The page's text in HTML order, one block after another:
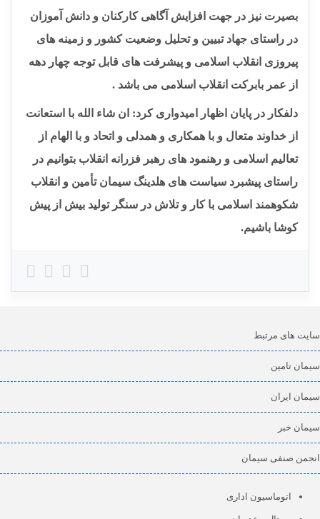
بصیرت نیز در جهت افزایش آگاهی کارکنان و دانش آموزان
در راستای جهاد تبیین و تحلیل وضعیت کشور و زمینه های
پیروزی انقلاب اسلامی و پیشرفت های قابل توجه چهار دهه
از عمر بابرکت انقلاب اسلامی می باشد .
دلفکار در پایان اظهار امیدواری کرد: ان شاء الله با استعانت
از خداوند متعال و با همکاری و همدلی و اتحاد و با الهام از
تعالیم اسلامی و رهنمود های رهبر فزرانه انقلاب بتوانیم در
راستای پیشبرد سیاست های هلدینگ سیمان تأمین و انقلاب
شکوهمند اسلامی با کار و تلاش در سنگر تولید بیش از پیش
کوشا باشیم.
سایت های مرتبط
سیمان تامین
سیمان ایران
سیمان خبر
انجمن صنفی سیمان
اتوماسیون اداری